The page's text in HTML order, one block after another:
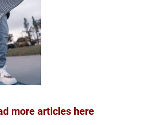
more articles here